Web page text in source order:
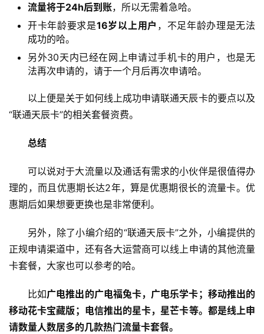
线 流量将于24h后到账，所以无需着急哈。
开卡年龄要求是16岁以上用户 ，不足年龄办理是无法
成功的哈。
另外30天内已经在网上申请过手机卡的用户，也是无
法再次申请的，请于一个月后再次申请哈。
以上便是关于如何线上成功申请联通天辰卡的要点以及
“联通天辰卡”的相关套餐资费。
总结
可以说对于大流量以及通话有需求的小伙伴是很值得办
理的，而且优惠期长达2年，算是优惠期很长的流量卡。优
惠期后如果想要更换也是非常便利。
另外，除了小编介绍的“联通天辰卡”之外，小编提供的
正规申请渠道中，还有各大运营商可以线上申请的其他流量
卡套餐，大家也可以参考的哈。
比如广电推出的广电福兔卡，广电乐学卡；移动推出的
移动花卡宝藏版；电信推出的星卡，星芒卡等。都是线上申
请数量人数居多的几款热门流量卡套餐。